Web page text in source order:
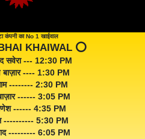
कंपनी का No 1 खाईवाल
KHAIWAL ⭕️
सवेरा --- 12:30 PM
बाज़ार ---- 1:30 PM
-------- 2:30 PM
------ 3:05 PM
------ 4:35 PM
---------- 5:30 PM
--------- 6:05 PM